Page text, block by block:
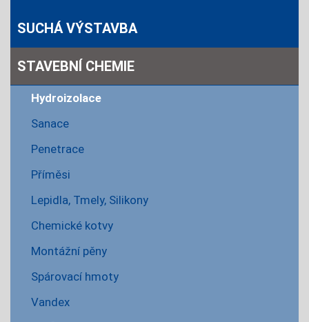
SUCHÁ VÝSTAVBA
STAVEBNÍ CHEMIE
Hydroizolace
Sanace
Penetrace
Příměsi
Lepidla, Tmely, Silikony
Chemické kotvy
Montážní pěny
Spárovací hmoty
Vandex